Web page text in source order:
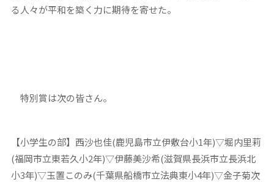
る人々が平和を築く力に期待を寄せた。
特別賞は次の皆さん。
【小学生の部】西沙也佳(鹿児島市立伊敷台小1年)▽堀内里莉
(福岡市立東若久小2年)▽伊藤美沙希(滋賀県長浜市立長浜北
小3年)▽玉置このみ(千葉県船橋市立法典東小4年)▽金子菊次